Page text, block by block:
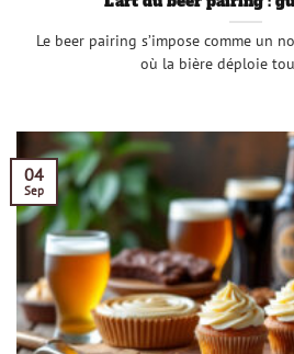
Le beer pairing s’impose comme un
où la bière déploie
04
Sep